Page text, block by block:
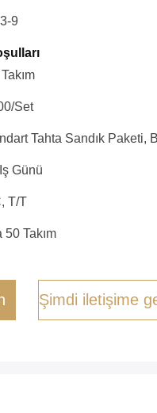
9
set
Tahta Sandık Paketi,
Günü
T/T
50 Takım
Şimdi iletişime